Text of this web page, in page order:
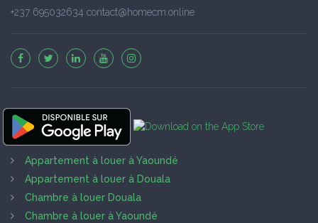
+237 695032634 contact@homecm.online
Appartement à louer à Yaoundé
Appartement à louer à Douala
Chambre à louer Douala
Chambre à louer à Yaoundé